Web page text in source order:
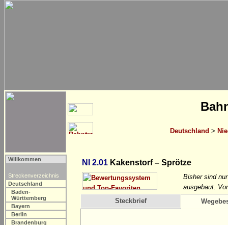
Deutschland >
Willkommen
Streckenverzeichnis
Deutschland
Baden-
Württemberg
Bayern
Berlin
Brandenburg
NI 2.01 Kakenstorf – Sprötze
Bisher sind
ausgebaut.
Steckbrief